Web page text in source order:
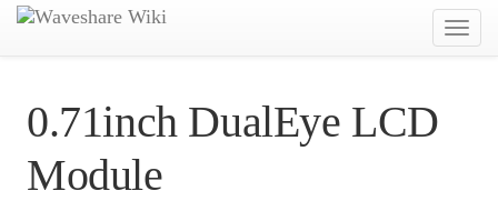
0.71inch DualEye LCD
Module